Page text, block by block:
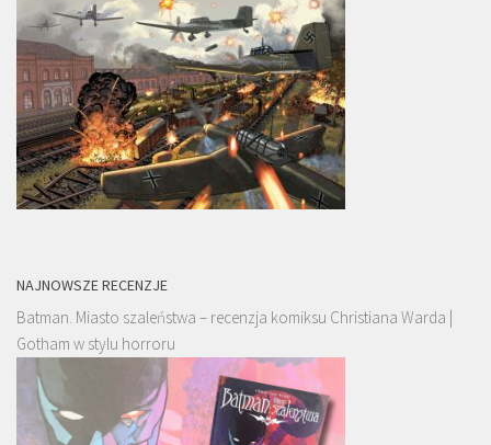
NAJNOWSZE RECENZJE
Batman. Miasto szaleństwa – recenzja komiksu Christiana Warda |
Gotham w stylu horroru